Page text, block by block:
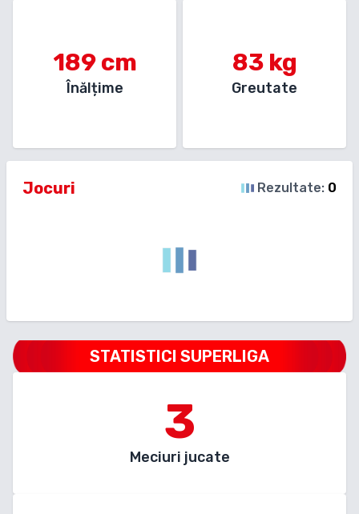
189cm
Înălțime
83kg
Greutate
Jocuri Rezultate: 0
STATISTICI SUPERLIGA
3
Meciuri jucate